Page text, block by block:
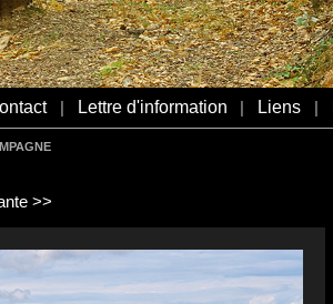
Lettre d'information Liens
>>